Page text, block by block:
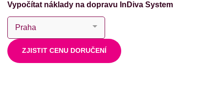
Vypočítat náklady na dopravu InDiva System
ZJISTIT CENU DORUČENÍ